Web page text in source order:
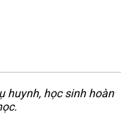
huynh, học sinh hoàn